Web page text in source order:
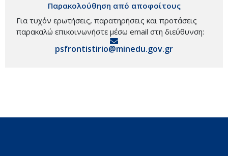
Παρακολούθηση από αποφοίτους
Για τυχόν ερωτήσεις, παρατηρήσεις και προτάσεις
παρακαλώ επικοινωνήστε μέσω email στη διεύθυνση:
psfrontistirio@minedu.gov.gr